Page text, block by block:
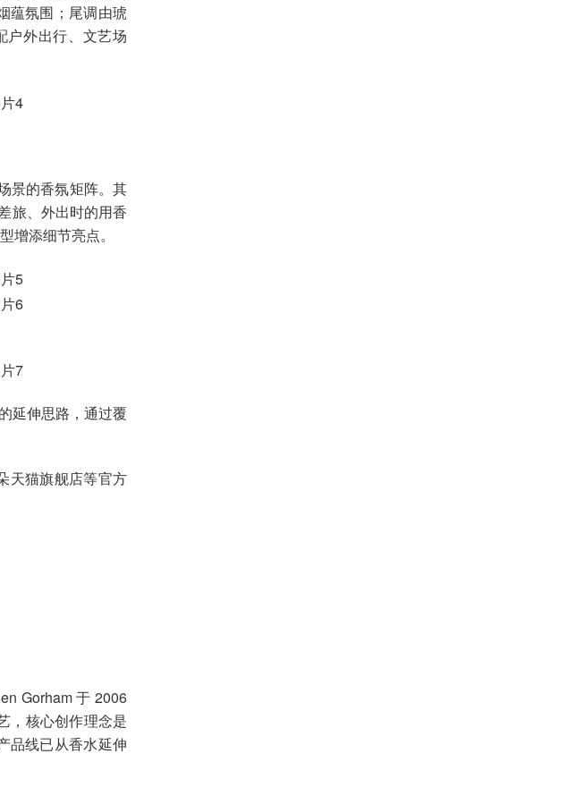
蕴氛围；尾调由琥
户外出行、文艺场
景的香氛矩阵。其
旅、外出时的用香
增添细节亮点。
延伸思路，通过覆
天猫旗舰店等官方
Gorham 于 2006
，核心创作理念是
品线已从香水延伸